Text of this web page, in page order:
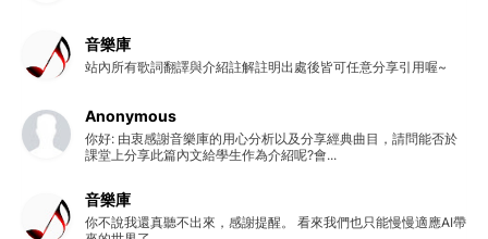
音樂庫
站內所有歌詞翻譯與介紹註解註明出處後皆可任意分享引用喔~
Anonymous
你好: 由衷感謝音樂庫的用心分析以及分享經典曲目，請問能否於
課堂上分享此篇內文給學生作為介紹呢?會...
音樂庫
你不說我還真聽不出來，感謝提醒。 看來我們也只能慢慢適應AI帶